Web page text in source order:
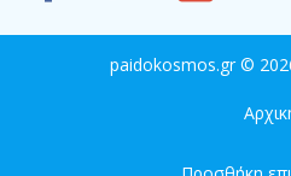
paidokosmos.gr ©